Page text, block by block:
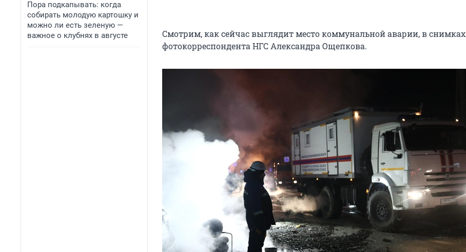
Пора подкапывать: когда
собирать молодую картошку и
можно ли есть зеленую —
важное о клубнях в августе
Смотрим, как сейчас выглядит место коммунальной аварии, в снимках
фотокорреспондента НГС Александра Ощепкова.